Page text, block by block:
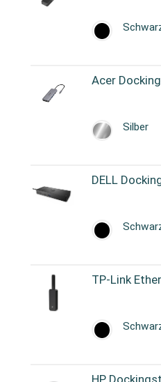
Acer
Silber
DELL
TP-Link